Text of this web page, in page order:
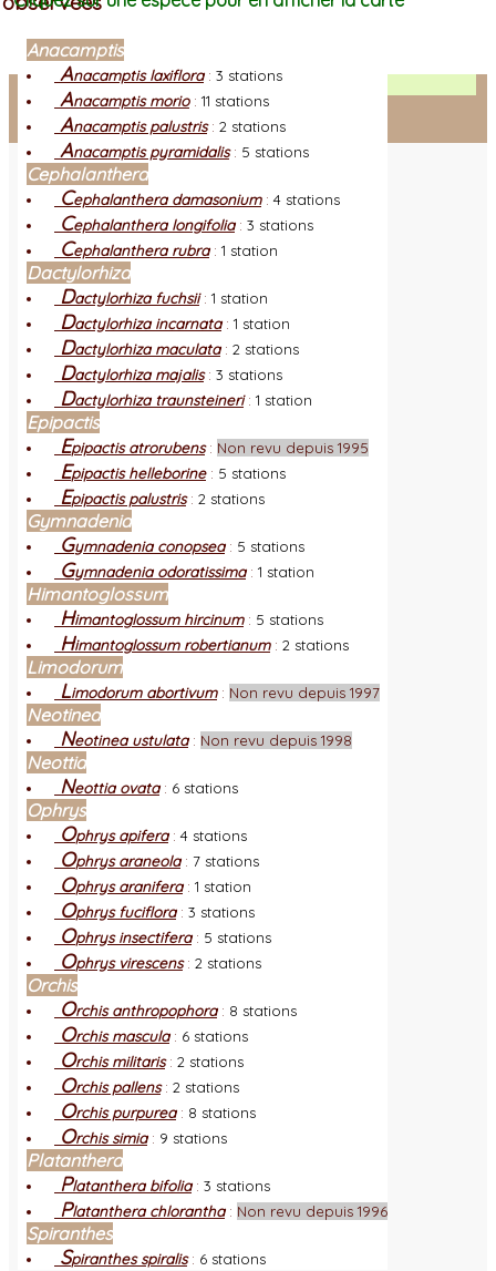
Facebook
Connexion adhérent
Anacamptis
Anacamptis laxiflora: 3 stations
Anacamptis morio: 11 stations
Anacamptis palustris: 2 stations
Anacamptis pyramidalis: 5 stations
Cephalanthera
Cephalanthera damasonium: 4 stations
Cephalanthera longifolia: 3 stations
Cephalanthera rubra: 1 station
Dactylorhiza
Dactylorhiza fuchsii: 1 station
Dactylorhiza incarnata: 1 station
Dactylorhiza maculata: 2 stations
Dactylorhiza majalis: 3 stations
Dactylorhiza traunsteineri: 1 station
Epipactis
Epipactis atrorubens: Non revu depuis 1995
Epipactis helleborine: 5 stations
Epipactis palustris: 2 stations
Gymnadenia
Gymnadenia conopsea: 5 stations
Gymnadenia odoratissima: 1 station
Himantoglossum
Himantoglossum hircinum: 5 stations
Himantoglossum robertianum: 2 stations
Limodorum
Limodorum abortivum: Non revu depuis 1997
Neotinea
Neotinea ustulata: Non revu depuis 1998
Neottia
Neottia ovata: 6 stations
Ophrys
Ophrys apifera: 4 stations
Ophrys araneola: 7 stations
Ophrys aranifera: 1 station
Ophrys fuciflora: 3 stations
Ophrys insectifera: 5 stations
Ophrys virescens: 2 stations
Orchis
Orchis anthropophora: 8 stations
Orchis mascula: 6 stations
Orchis militaris: 2 stations
Orchis pallens: 2 stations
Orchis purpurea: 8 stations
Orchis simia: 9 stations
Platanthera
Platanthera bifolia: 3 stations
Platanthera chlorantha: Non revu depuis 1996
Spiranthes
Spiranthes spiralis: 6 stations